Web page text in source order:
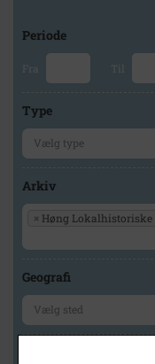
Periode
Fra Til
Type
Arkiv
× Høng
Geografi